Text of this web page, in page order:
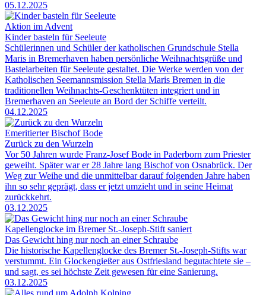
05.12.2025
Aktion im Advent
Kinder basteln für Seeleute
Schülerinnen und Schüler der katholischen Grundschule Stella
Maris in Bremerhaven haben persönliche Weihnachtsgrüße und
Bastelarbeiten für Seeleute gestaltet. Die Werke werden von der
Katholischen Seemannsmission Stella Maris Bremen in die
traditionellen Weihnachts-Geschenktüten integriert und in
Bremerhaven an Seeleute an Bord der Schiffe verteilt.
04.12.2025
Emeritierter Bischof Bode
Zurück zu den Wurzeln
Vor 50 Jahren wurde Franz-Josef Bode in Paderborn zum Priester
geweiht. Später war er 28 Jahre lang Bischof von Osnabrück. Der
Weg zur Weihe und die unmittelbar darauf folgenden Jahre haben
ihn so sehr geprägt, dass er jetzt umzieht und in seine Heimat
zurückkehrt.
03.12.2025
Kapellenglocke im Bremer St.-Joseph-Stift saniert
Das Gewicht hing nur noch an einer Schraube
Die historische Kapellenglocke des Bremer St.-Joseph-Stifts war
verstummt. Ein Glockengießer aus Ostfriesland begutachtete sie –
und sagt, es sei höchste Zeit gewesen für eine Sanierung.
03.12.2025